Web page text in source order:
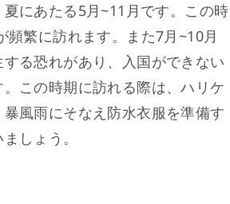
にあたる5月~11月です。この時
頻繁に訪れます。また7月~10月
る恐れがあり、入国ができない
この時期に訪れる際は、ハリケ
風雨にそなえ防水衣服を準備す
しょう。